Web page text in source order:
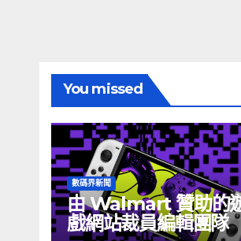
You missed
數碼界新聞
由 Walmart 贊助的
戲網站裁員編輯團隊